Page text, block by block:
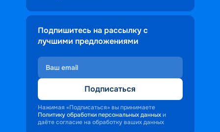
Подпишитесь на рассылку с
лучшими предложениями
Подписаться
Нажимая «Подписаться» вы принимаете
Политику обработки персональных данных и
даёте согласие на обработку ваших данных